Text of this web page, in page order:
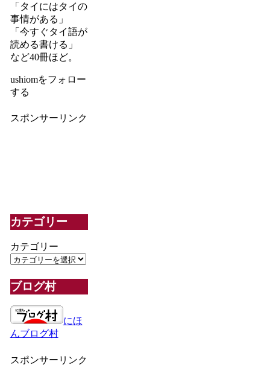
「タイにはタイの
事情がある」
「今すぐタイ語が
読める書ける」
など40冊ほど。
ushiomをフォロー
する
スポンサーリンク
カテゴリー
カテゴリー
ブログ村
にほ
んブログ村
スポンサーリンク